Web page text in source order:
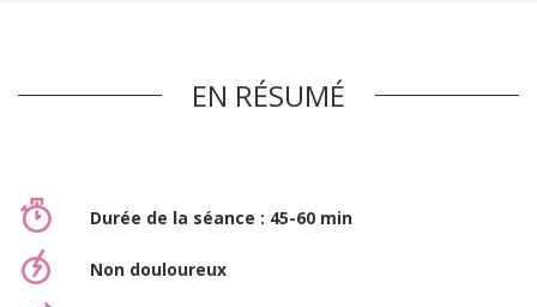
EN RÉSUMÉ
Durée de la séance : 45-60 min
Non douloureux